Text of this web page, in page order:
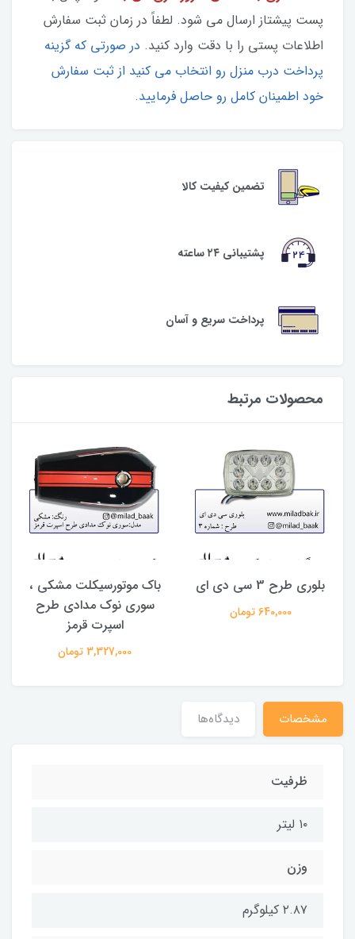
پست پیشتاز ارسال می شود. لطفاً در زمان ثبت سفارش
اطلاعات پستی را با دقت وارد کنید. در صورتی که گزینه
پرداخت درب منزل رو انتخاب می کنید از ثبت سفارش
خود اطمینان کامل رو حاصل فرمایید.
تضمین کیفیت کالا
پشتیبانی ۲۴ ساعته
پرداخت سریع و آسان
محصولات مرتبط
بلوری طرح 3 سی دی ای
640,000 تومان
باک موتورسیکلت مشکی ،
سوری نوک مدادی طرح
اسپرت قرمز
3,327,000 تومان
مشخصات دیدگاه‌ها
ظرفیت
۱۰ لیتر
وزن
۲.۸۷ کیلوگرم